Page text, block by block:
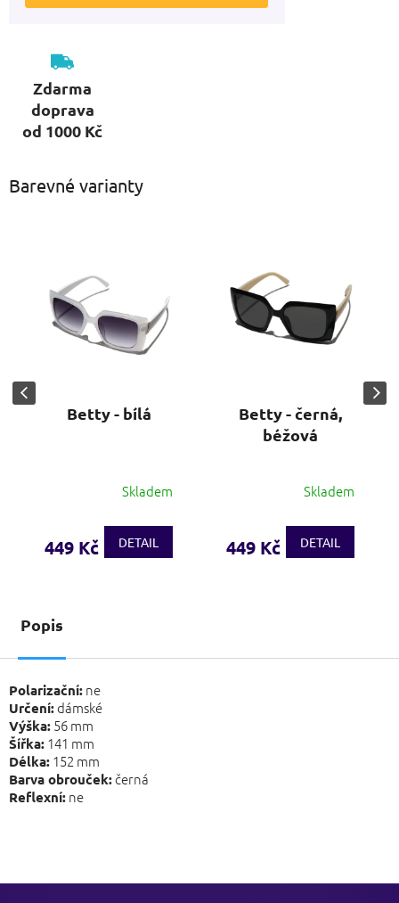
Zdarma
doprava
od 1000 Kč
Barevné varianty
Betty - bílá
Skladem
449 Kč DETAIL
Betty - černá,
béžová
Skladem
449 Kč DETAIL
Popis
Polarizační: ne
Určení:dámské
Výška: 56 mm
Šířka: 141 mm
Délka: 152 mm
Barva obrouček: černá
Reflexní: ne